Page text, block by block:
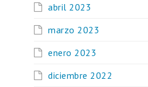
abril 2023
marzo 2023
enero 2023
diciembre 2022